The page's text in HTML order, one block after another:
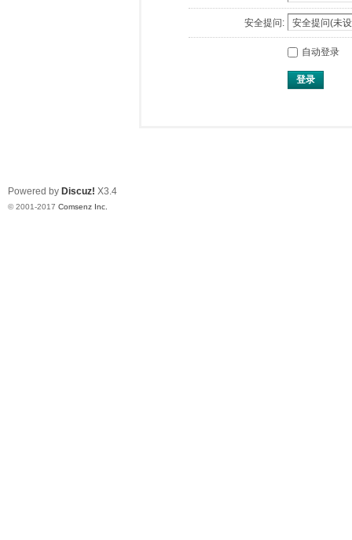
安全提问:
自动登录
登录
Powered by Discuz! X3.4
© 2001-2017 Comsenz Inc.